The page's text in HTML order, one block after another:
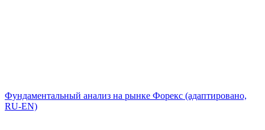
Фундаментальный анализ на рынке Форекс (адаптировано,
RU-EN)